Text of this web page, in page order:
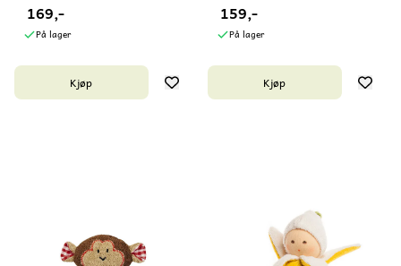
169,-
På lager
Kjøp
159,-
På lager
Kjøp